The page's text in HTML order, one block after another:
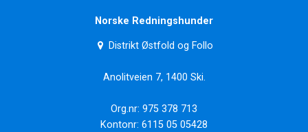
Norske Redningshunder
Distrikt Østfold og Follo
Anolitveien 7, 1400 Ski.
Org.nr: 975 378 713
Kontonr: 6115 05 05428